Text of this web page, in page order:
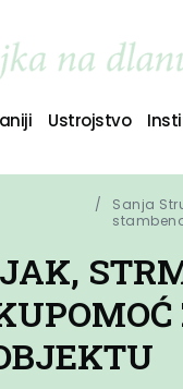
Ustrojstvo
Sanja